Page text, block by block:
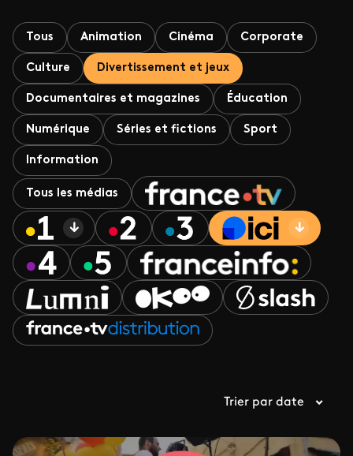
Tous Animation Cinéma Corporate
Culture Divertissement et jeux
Documentaires et magazines Éducation
Numérique Séries et fictions Sport
Information
Tous les médias
Trier par date